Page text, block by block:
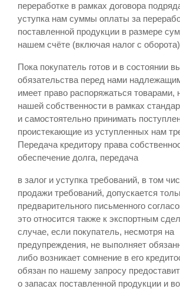
переработке в рамках договора
уступка нам суммы оплаты за
поставленной продукции в размере
нашем счёте (включая налог с
Пока покупатель готов и в состоянии
обязательства перед нами
имеет право распоряжаться
нашей собственности в рамках
и самостоятельно принимать
проистекающие из уступленных нам
Передача кредитору права
обеспечение долга, передача
в залог и уступка требований, в том
продажи требований, допускается
предварительного письменного
это относится также к экспортным
случае, если покупатель, несмотря на
предупреждения, не выполняет
либо возникает сомнение в его
обязан по нашему запросу
о запасах поставленной продукции и